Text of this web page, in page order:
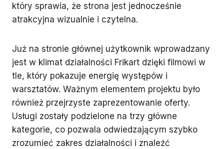
który sprawia, że strona jest jednocześnie
atrakcyjna wizualnie i czytelna.
Już na stronie głównej użytkownik wprowadzany
jest w klimat działalności Frikart dzięki filmowi w
tle, który pokazuje energię występów i
warsztatów. Ważnym elementem projektu było
również przejrzyste zaprezentowanie oferty.
Usługi zostały podzielone na trzy główne
kategorie, co pozwala odwiedzającym szybko
zrozumieć zakres działalności i znaleźć